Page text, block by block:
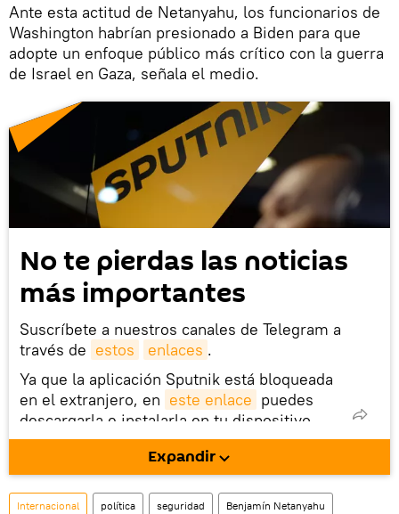
Ante esta actitud de Netanyahu, los funcionarios de
Washington habrían presionado a Biden para que
adopte un enfoque público más crítico con la guerra
de Israel en Gaza, señala el medio.
No te pierdas las noticias
más importantes
Suscríbete a nuestros canales de Telegram a
través de estos enlaces .
Ya que la aplicación Sputnik está bloqueada
en el extranjero, en este enlace puedes
descargarla e instalarla en tu dispositivo
móvil (¡solo para Android!).
También tenemos una cuenta en la red
social rusa VK .
Expandir
Internacional política seguridad Benjamín Netanyahu